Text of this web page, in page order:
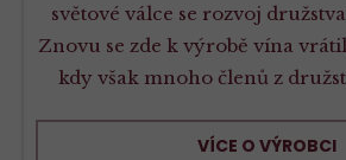
světové válce se rozvoj
Znovu se zde k výrobě vína
kdy však mnoho členů z
VÍCE O VÝROBCI